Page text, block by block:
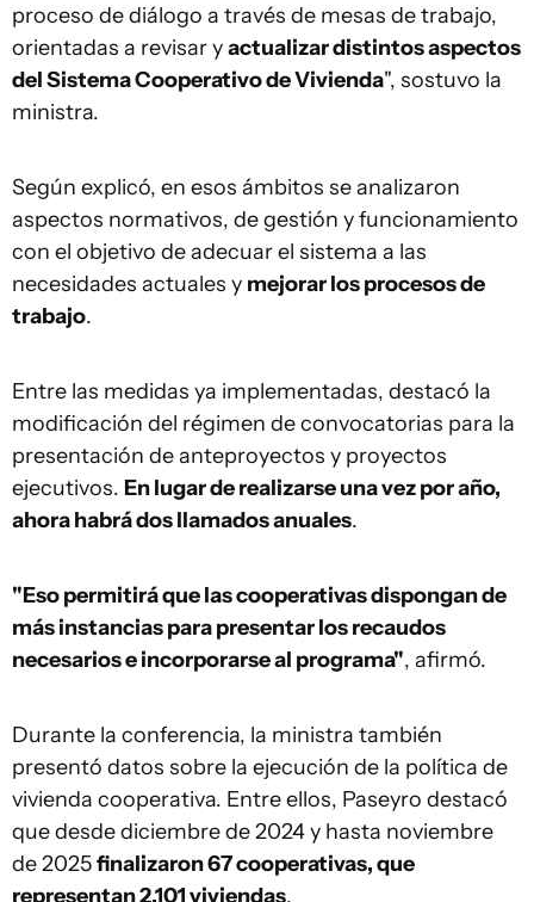
proceso de diálogo a través de mesas de trabajo,
orientadas a revisar yactualizar distintos aspectos
del Sistema Cooperativo de Vivienda", sostuvo la
ministra.
Según explicó, en esos ámbitos se analizaron
aspectos normativos, de gestión y funcionamiento
con el objetivo de adecuar el sistema a las
necesidades actuales y mejorar los procesos de
trabajo.
Entre las medidas ya implementadas, destacó la
modificación del régimen de convocatorias para la
presentación de anteproyectos y proyectos
ejecutivos. En lugar de realizarse una vez por año,
ahora habrá dos llamados anuales.
"Eso permitirá que las cooperativas dispongan de
más instancias para presentar los recaudos
necesarios e incorporarse al programa", afirmó.
Durante la conferencia, la ministra también
presentó datos sobre la ejecución de la política de
vivienda cooperativa. Entre ellos, Paseyro destacó
que desde diciembre de 2024 y hasta noviembre
de 2025finalizaron 67 cooperativas, que
representan 2.101 viviendas.